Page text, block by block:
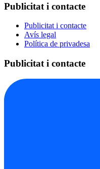
Publicitat i contacte
Publicitat i contacte
Avís legal
Política de privadesa
Publicitat i contacte